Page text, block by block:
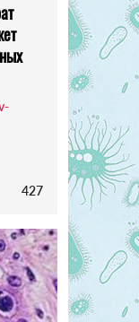
427